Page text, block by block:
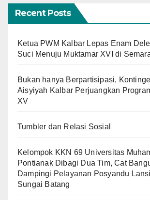
Recent Posts
Ketua PWM Kalbar Lepas Enam
Suci Menuju Muktamar XVI di
Bukan hanya Berpartisipasi,
Aisyiyah Kalbar Perjuangkan
XV
Tumbler dan Relasi Sosial
Kelompok KKN 69 Universitas
Pontianak Dibagi Dua Tim, Cat
Dampingi Pelayanan Posyandu
Sungai Batang